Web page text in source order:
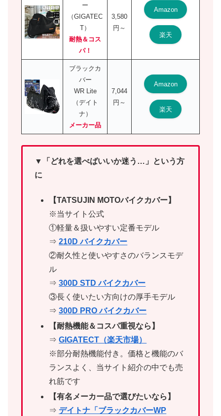
ー
（GIGATEC
T）
耐熱＆コス
パ！
3,580
円～
Amazon
楽天
ブラックカ
バー
WR Lite
（デイト
ナ）
メーカー品
7,044
円～
Amazon
楽天
▼「どれを選べばいいか迷う…」という方
に
【TATSUJIN MOTOバイクカバー】
※当サイト公式
①軽量＆扱いやすい定番モデル
⇒210D バイクカバー
②耐久性と使いやすさのバランスモデ
ル
⇒300D STD バイクカバー
③長く使いたい方向けの厚手モデル
⇒300D PRO バイクカバー
【耐熱機能＆コスパ重視なら】
⇒GIGATECT（楽天市場）
※部分耐熱機能付き。価格と機能のバ
ランスよく、当サイト紹介の中でも売
れ筋です
【有名メーカー品で選びたいなら】
⇒ デイトナ「ブラックカバーWP